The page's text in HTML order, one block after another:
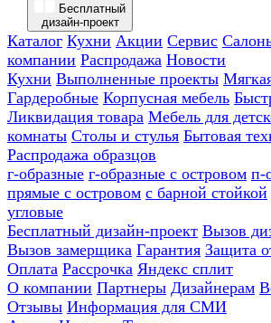
Бесплатный
дизайн-проект
Каталог Кухни Акции Сервис
компании Распродажа Новости
Кухни Выполненные проекты
Гардеробные Корпусная мебель
Ликвидация товара Мебель для
комнаты Столы и стулья Бытовая
Распродажа образцов
г-образные г-образные с островом п-
прямые с островом с барной стойкой
угловые
Бесплатный дизайн-проект Вызов
Вызов замерщика Гарантия Защита
Оплата Рассрочка Яндекс сплит
О компании Партнеры Дизайнерам
Отзывы Информация для СМИ